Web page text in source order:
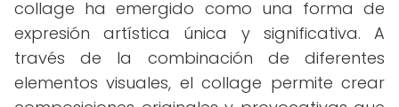
collage ha emergido como una forma de
expresión artística única y significativa. A
través de la combinación de diferentes
elementos visuales, el collage permite crear